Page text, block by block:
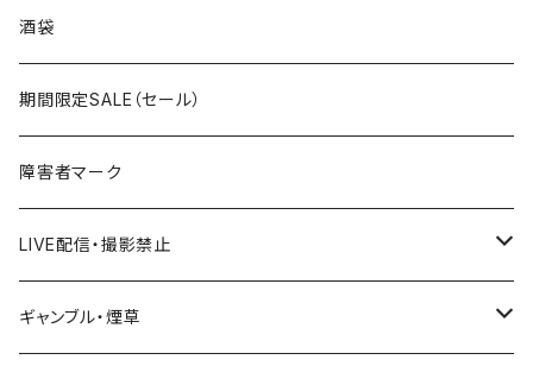
国道600～699号線
国道700～799号線
ROUTE600～699号線
ROUTE700～799号線
ROUTE 100～199号線
ROUTE 600～699号線
ROUTE 0～99号線
ROUTE 100～199号線
岩手県
宮城県
秋田県
Tシャツ
ステッカー
山形県
福島県
酒袋
期間限定SALE（セール）
障害者マーク
LIVE配信・撮影禁止
LIVE配信禁止
ギャンブル・煙草